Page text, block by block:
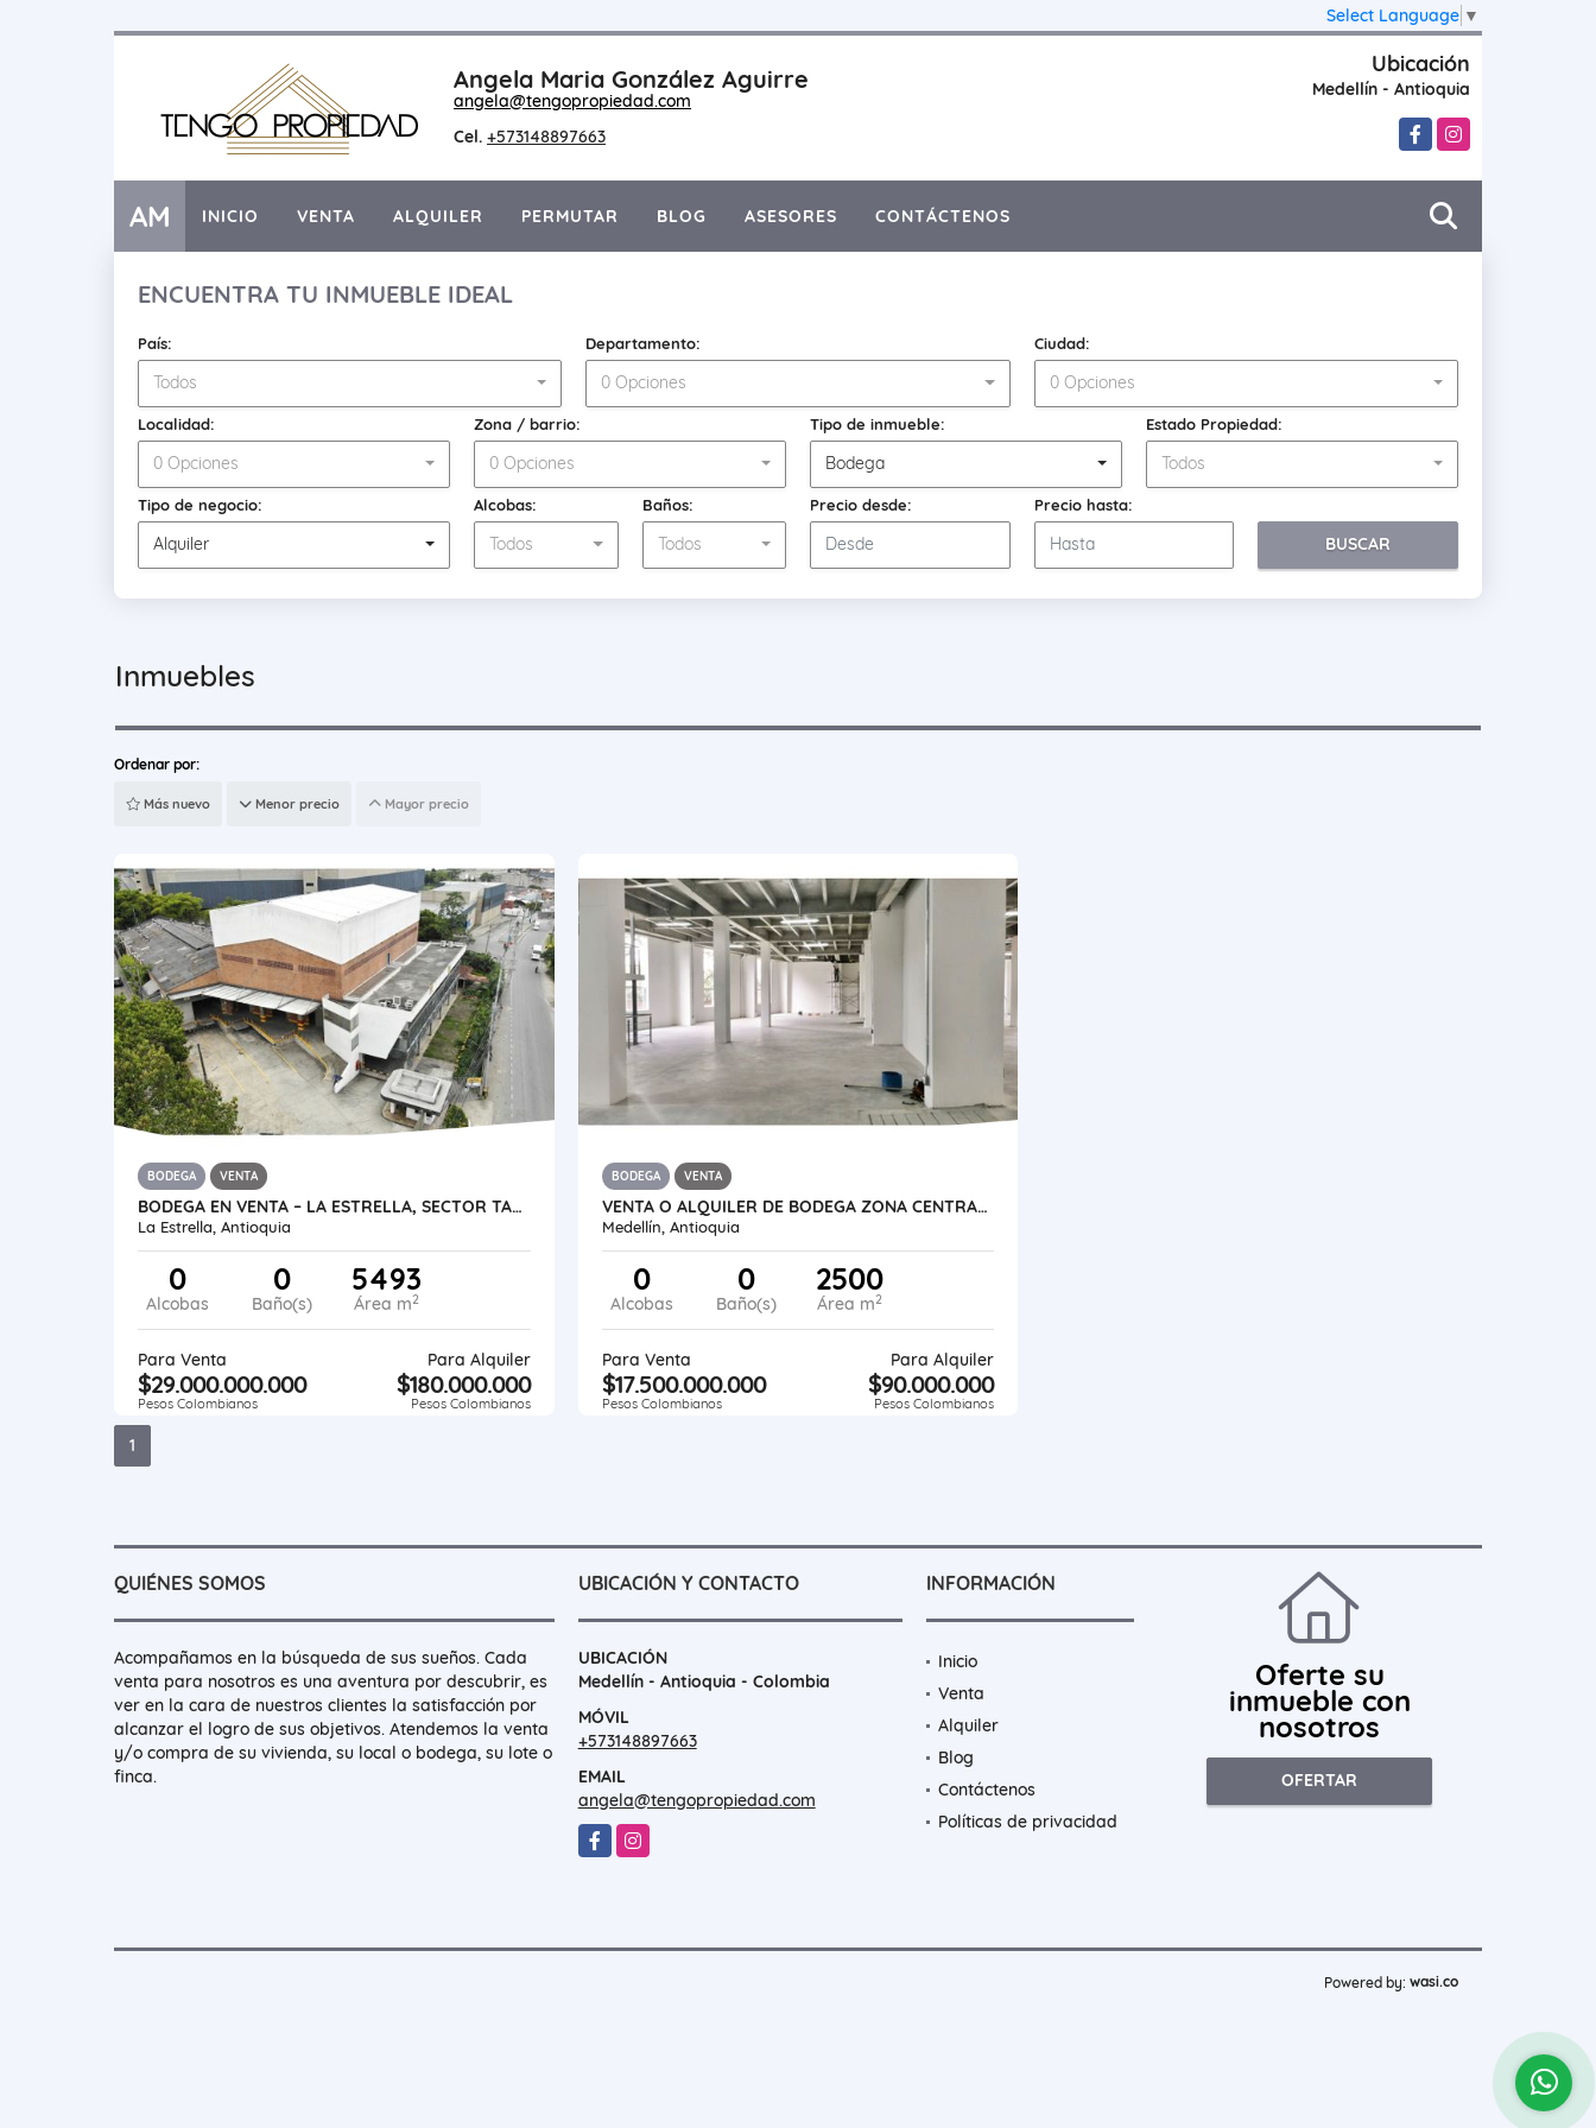
Select Language ▼
Angela Maria González Aguirre
angela@tengopropiedad.com
Cel. +573148897663
Ubicación
Medellín - Antioquia
FacebookInstagram
AM INICIO VENTA ALQUILER PERMUTAR BLOG ASESORES CONTÁCTENOS
ENCUENTRA TU INMUEBLE IDEAL
País:
Todos
Departamento:
0 Opciones
Ciudad:
0 Opciones
Localidad:
0 Opciones
Zona / barrio:
0 Opciones
Tipo de inmueble:
Bodega
Estado Propiedad:
Todos
Tipo de negocio:
Alquiler
Alcobas:
Todos
Baños:
Todos
Precio desde: Precio hasta:
BUSCAR
Inmuebles
Ordenar por:
Más nuevo Menor precio Mayor precio
BODEGA VENTA
BODEGA EN VENTA – LA ESTRELLA, SECTOR TABLAZA
La Estrella, Antioquia
0
Alcobas
0
Baño(s)
5493
Área m2
Para Venta
$29.000.000.000
Pesos Colombianos
Para Alquiler
$180.000.000
Pesos Colombianos
BODEGA VENTA
VENTA O ALQUILER DE BODEGA ZONA CENTRAL DE MEDELLIN 2500M2
Medellín, Antioquia
0
Alcobas
0
Baño(s)
2500
Área m2
Para Venta
$17.500.000.000
Pesos Colombianos
Para Alquiler
$90.000.000
Pesos Colombianos
1
QUIÉNES SOMOS
Acompañamos en la búsqueda de sus sueños. Cada
venta para nosotros es una aventura por descubrir, es
ver en la cara de nuestros clientes la satisfacción por
alcanzar el logro de sus objetivos. Atendemos la venta
y/o compra de su vivienda, su local o bodega, su lote o
finca.
UBICACIÓN Y CONTACTO
UBICACIÓN
Medellín - Antioquia - Colombia
MÓVIL
+573148897663
EMAIL
angela@tengopropiedad.com
FacebookInstagram
INFORMACIÓN
Inicio
Venta
Alquiler
Blog
Contáctenos
Políticas de privacidad
Oferte su
inmueble con
nosotros
OFERTAR
Powered by: wasi.co